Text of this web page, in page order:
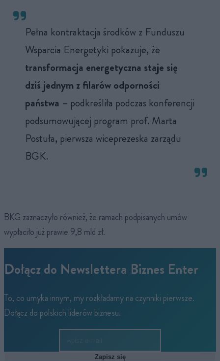
Pełna kontraktacja środków z Funduszu
Wsparcia Energetyki pokazuje, że
transformacja energetyczna staje się
dziś jednym z filarów odporności
państwa – podkreśliła podczas konferencji
podsumowującej program prof. Marta
Postuła, pierwsza wiceprezeska zarządu
BGK.
BKG zaznaczyło również, że ramach podpisanych umów
wypłaciło już prawie 9,8 mld zł.
Dołącz do Newslettera Biznes Enter
To, co umyka innym, my rozkładamy na czynniki pierwsze.
Dołącz do polskich liderów biznesu.
Zapisz się